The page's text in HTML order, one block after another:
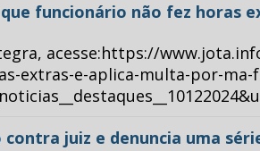
funcionário não fez horas
acesse:https://
extras-e-aplica-multa-por-ma-
juiz e denuncia uma